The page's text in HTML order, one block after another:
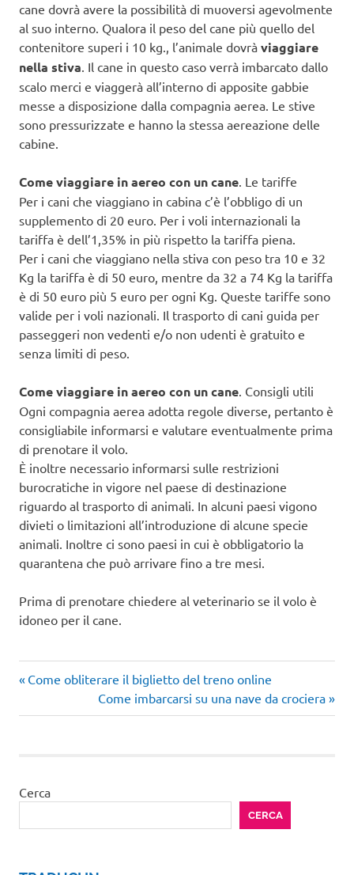
cane dovrà avere la possibilità di muoversi agevolmente
al suo interno. Qualora il peso del cane più quello del
contenitore superi i 10 kg., l’animale dovrà viaggiare
nella stiva. Il cane in questo caso verrà imbarcato dallo
scalo merci e viaggerà all’interno di apposite gabbie
messe a disposizione dalla compagnia aerea. Le stive
sono pressurizzate e hanno la stessa aereazione delle
cabine.
Come viaggiare in aereo con un cane. Le tariffe
Per i cani che viaggiano in cabina c’è l’obbligo di un
supplemento di 20 euro. Per i voli internazionali la
tariffa è dell’1,35% in più rispetto la tariffa piena.
Per i cani che viaggiano nella stiva con peso tra 10 e 32
Kg la tariffa è di 50 euro, mentre da 32 a 74 Kg la tariffa
è di 50 euro più 5 euro per ogni Kg. Queste tariffe sono
valide per i voli nazionali. Il trasporto di cani guida per
passeggeri non vedenti e/o non udenti è gratuito e
senza limiti di peso.
Come viaggiare in aereo con un cane. Consigli utili
Ogni compagnia aerea adotta regole diverse, pertanto è
consigliabile informarsi e valutare eventualmente prima
di prenotare il volo.
È inoltre necessario informarsi sulle restrizioni
burocratiche in vigore nel paese di destinazione
riguardo al trasporto di animali. In alcuni paesi vigono
divieti o limitazioni all’introduzione di alcune specie
animali. Inoltre ci sono paesi in cui è obbligatorio la
quarantena che può arrivare fino a tre mesi.
Prima di prenotare chiedere al veterinario se il volo è
idoneo per il cane.
Navigazione
articoli
Articolo
Come obliterare il biglietto del treno online
Articolo
successivo:
Come imbarcarsi su una nave da crociera
Cerca
CERCA